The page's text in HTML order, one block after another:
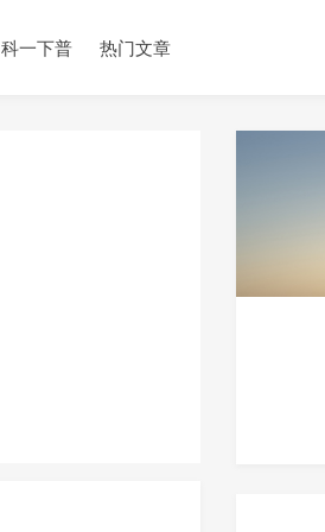
科一下普 热门文章